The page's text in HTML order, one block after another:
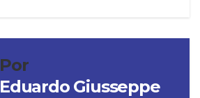
Por
Eduardo Giusseppe